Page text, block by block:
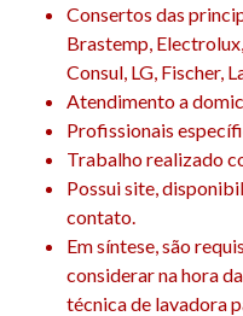
Consertos das
Brastemp,
Consul, LG, Fischer,
Atendimento a
Profissionais
Trabalho realizado
Possui site,
contato.
Em síntese, são
considerar na hora
técnica de lavadora